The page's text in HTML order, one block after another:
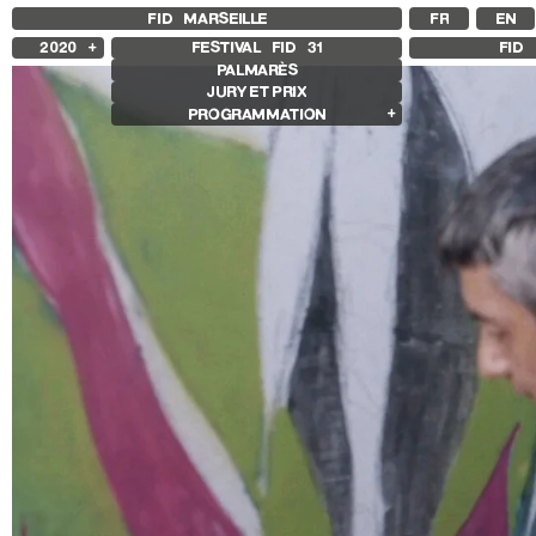
FID MARSEILLE FR EN
2020
2025
2024
2023
2022
FESTIVAL FID 31
PALMARÈS
JURY ET PRIX
PROGRAMMATION
Films en compétition
Autres joyaux
Autres programmes
Séances spéciales
FID